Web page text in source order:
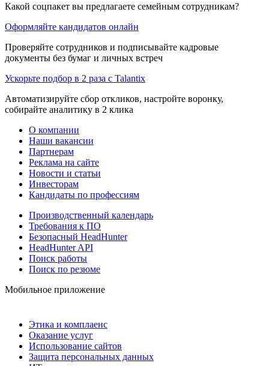
Какой соцпакет вы предлагаете семейным сотрудникам?
Оформляйте кандидатов онлайн
Проверяйте сотрудников и подписывайте кадровые
документы без бумаг и личных встреч
Ускорьте подбор в 2 раза с Talantix
Автоматизируйте сбор откликов, настройте воронку,
собирайте аналитику в 2 клика
О компании
Наши вакансии
Партнерам
Реклама на сайте
Новости и статьи
Инвесторам
Кандидаты по профессиям
Производственный календарь
Требования к ПО
Безопасный HeadHunter
HeadHunter API
Поиск работы
Поиск по резюме
Мобильное приложение
Этика и комплаенс
Оказание услуг
Использование сайтов
Защита персональных данных